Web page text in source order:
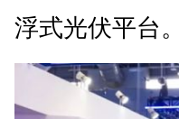
浮式光伏平台。